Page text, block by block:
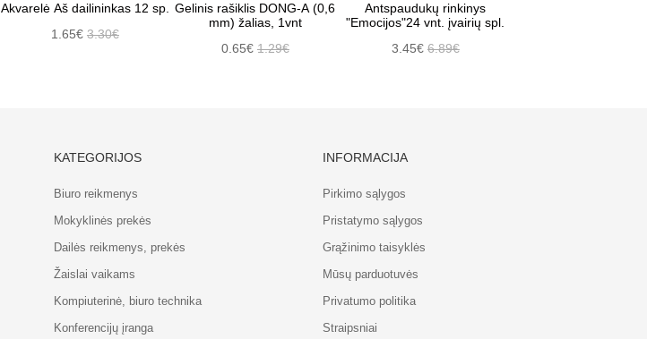
Akvarelė Aš dailininkas 12 sp.
1.65€ 3.30€
Gelinis rašiklis DONG-A (0,6
mm) žalias, 1vnt
0.65€ 1.29€
Antspaudukų rinkinys
"Emocijos"24 vnt. įvairių spl.
3.45€ 6.89€
KATEGORIJOS
Biuro reikmenys
Mokyklinės prekės
Dailės reikmenys, prekės
Žaislai vaikams
Kompiuterinė, biuro technika
Konferencijų įranga
INFORMACIJA
Pirkimo sąlygos
Pristatymo sąlygos
Grąžinimo taisyklės
Mūsų parduotuvės
Privatumo politika
Straipsniai